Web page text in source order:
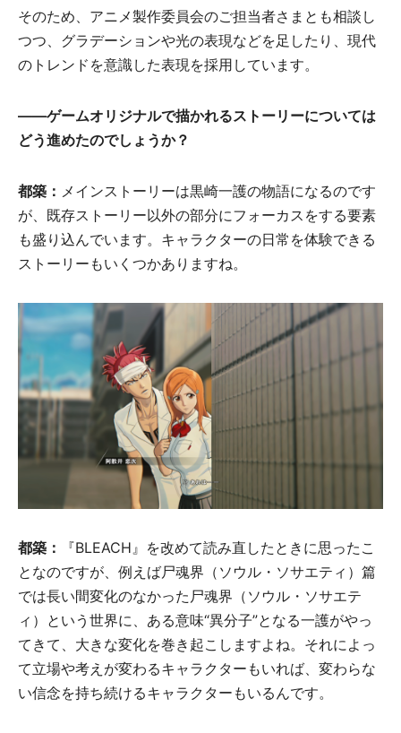
そのため、アニメ製作委員会のご担当者さまとも相談し
つつ、グラデーションや光の表現などを足したり、現代
のトレンドを意識した表現を採用しています。
――ゲームオリジナルで描かれるストーリーについては
どう進めたのでしょうか？
都築： メインストーリーは黒崎一護の物語になるのです
が、既存ストーリー以外の部分にフォーカスをする要素
も盛り込んでいます。キャラクターの日常を体験できる
ストーリーもいくつかありますね。
都築：
『BLEACH』を改めて読み直したときに思ったこ
となのですが、例えば尸魂界（ソウル・ソサエティ）篇
では長い間変化のなかった尸魂界（ソウル・ソサエテ
ィ）という世界に、ある意味“異分子”となる一護がやっ
てきて、大きな変化を巻き起こしますよね。それによっ
て立場や考えが変わるキャラクターもいれば、変わらな
い信念を持ち続けるキャラクターもいるんです。